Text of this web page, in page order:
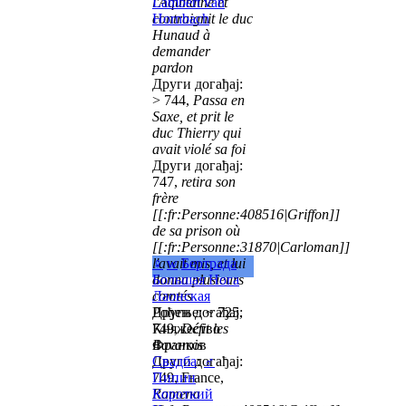
contraignit le duc
Hunaud à
demander
pardon
Други догађај:
> 744, Passa en
Saxe, et prit le
duc Thierry qui
avait violé sa foi
Други догађај:
747, retira son
frère
[[:fr:Personne:408516|Griffon]]
de sa prison où
[[:fr:Personne:31870|Carloman]]
l'avait mis, et lui
donna plusieurs
comtés
Други догађај:
749,Défit les
Bavarois
Други догађај:
749, France,
Ramena
Hornbach
♀ w Бертрада
Большая Нога
Лаонская
Рођење: ~ 725,
Княжество
Франков
Свадба:♂
Пипин
Короткий